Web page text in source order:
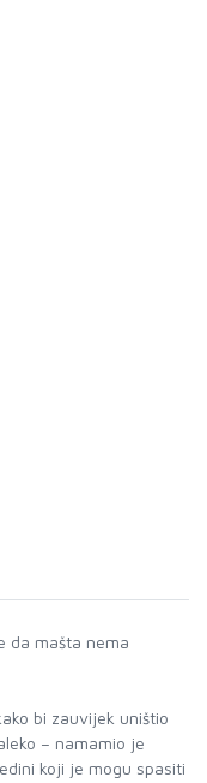
da mašta nema
bi zauvijek uništio
– namamio je
koji je mogu spasiti